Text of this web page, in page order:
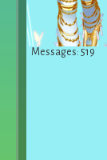
Messages: 519